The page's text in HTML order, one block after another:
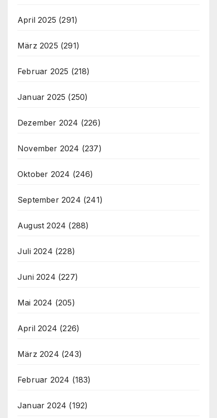
April 2025 (291)
März 2025 (291)
Februar 2025 (218)
Januar 2025 (250)
Dezember 2024 (226)
November 2024 (237)
Oktober 2024 (246)
September 2024 (241)
August 2024 (288)
Juli 2024 (228)
Juni 2024 (227)
Mai 2024 (205)
April 2024 (226)
März 2024 (243)
Februar 2024 (183)
Januar 2024 (192)